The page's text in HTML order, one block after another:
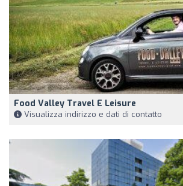
Food Valley Travel E Leisure
Visualizza indirizzo e dati di contatto